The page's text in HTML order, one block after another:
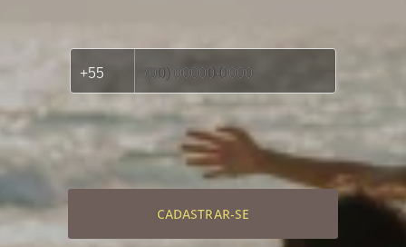
CADASTRAR-SE